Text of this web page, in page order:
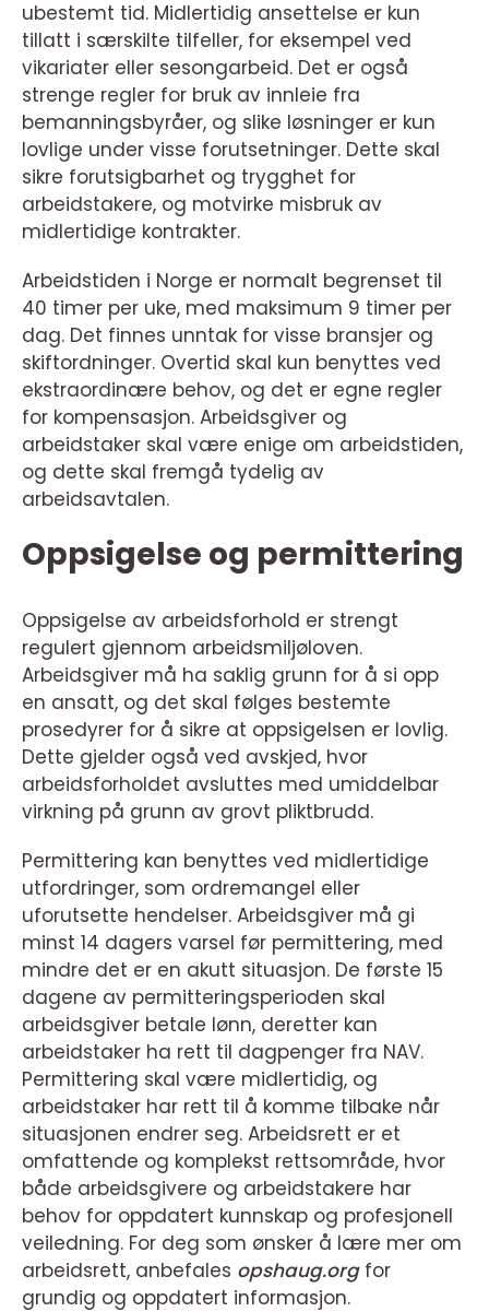
ubestemt tid. Midlertidig ansettelse er kun
tillatt i særskilte tilfeller, for eksempel ved
vikariater eller sesongarbeid. Det er også
strenge regler for bruk av innleie fra
bemanningsbyråer, og slike løsninger er kun
lovlige under visse forutsetninger. Dette skal
sikre forutsigbarhet og trygghet for
arbeidstakere, og motvirke misbruk av
midlertidige kontrakter.
Arbeidstiden i Norge er normalt begrenset til
40 timer per uke, med maksimum 9 timer per
dag. Det finnes unntak for visse bransjer og
skiftordninger. Overtid skal kun benyttes ved
ekstraordinære behov, og det er egne regler
for kompensasjon. Arbeidsgiver og
arbeidstaker skal være enige om arbeidstiden,
og dette skal fremgå tydelig av
arbeidsavtalen.
Oppsigelse og permittering
Oppsigelse av arbeidsforhold er strengt
regulert gjennom arbeidsmiljøloven.
Arbeidsgiver må ha saklig grunn for å si opp
en ansatt, og det skal følges bestemte
prosedyrer for å sikre at oppsigelsen er lovlig.
Dette gjelder også ved avskjed, hvor
arbeidsforholdet avsluttes med umiddelbar
virkning på grunn av grovt pliktbrudd.
Permittering kan benyttes ved midlertidige
utfordringer, som ordremangel eller
uforutsette hendelser. Arbeidsgiver må gi
minst 14 dagers varsel før permittering, med
mindre det er en akutt situasjon. De første 15
dagene av permitteringsperioden skal
arbeidsgiver betale lønn, deretter kan
arbeidstaker ha rett til dagpenger fra NAV.
Permittering skal være midlertidig, og
arbeidstaker har rett til å komme tilbake når
situasjonen endrer seg. Arbeidsrett er et
omfattende og komplekst rettsområde, hvor
både arbeidsgivere og arbeidstakere har
behov for oppdatert kunnskap og profesjonell
veiledning. For deg som ønsker å lære mer om
arbeidsrett, anbefales opshaug.orgfor
grundig og oppdatert informasjon.